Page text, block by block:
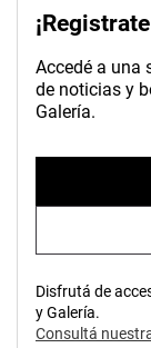
Accedé a una
de noticias y
Galería.
Disfrutá de
y Galería.
Consultá